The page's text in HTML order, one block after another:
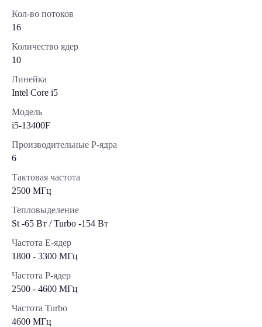
Кол-во потоков
16
Количество ядер
10
Линейка
Intel Core i5
Модель
i5-13400F
Производительные Р-ядра
6
Тактовая частота
2500 МГц
Тепловыделение
St -65 Вт / Turbo -154 Вт
Частота E-ядер
1800 - 3300 МГц
Частота P-ядер
2500 - 4600 МГц
Частота Turbo
4600 МГц